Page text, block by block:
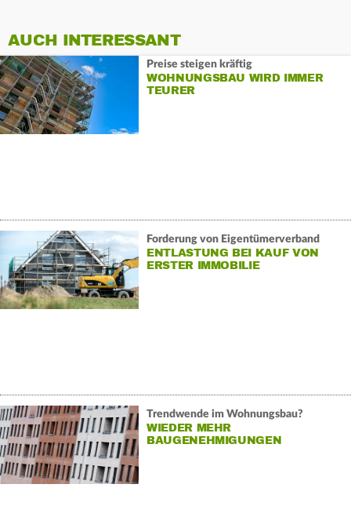
AUCH INTERESSANT
Preise steigen kräftig
WOHNUNGSBAU WIRD IMMER
TEURER
Forderung von Eigentümerverband
ENTLASTUNG BEI KAUF VON
ERSTER IMMOBILIE
Trendwende im Wohnungsbau?
WIEDER MEHR
BAUGENEHMIGUNGEN